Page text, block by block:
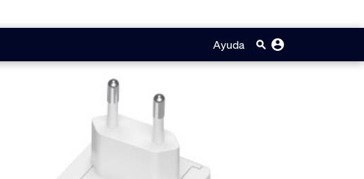
Ayuda